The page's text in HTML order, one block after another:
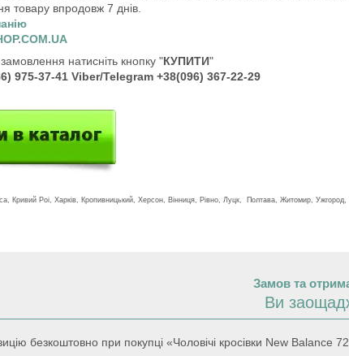
товару впродовж 7 днів.
натисніть кнопку "КУПИТИ"
975-37-41 Viber/Telegram +38(096) 367-22-29
Кривий Роі, Харків, Кропивницький, Херсон, Вінниця, Рівно, Луцк, Полтава, Житомир,
Замов та
Ви
безкоштовно при покупці «Чоловічі кросівки New